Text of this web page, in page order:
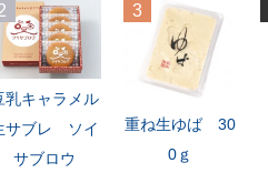
乳キャラメル
サブレ ソイ
サブロウ
3
重ね生ゆば 30
0ｇ